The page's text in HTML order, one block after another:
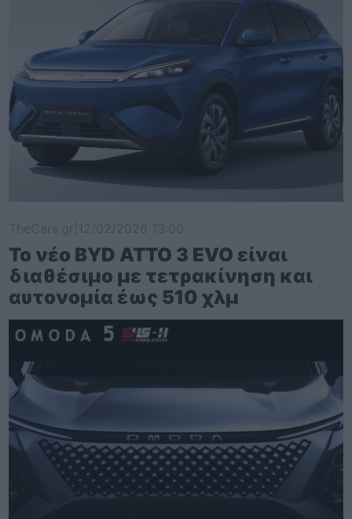
Το νέο BYD ATTO 3 EVO είναι
διαθέσιμο με τετρακίνηση και
αυτονομία έως 510 χλμ